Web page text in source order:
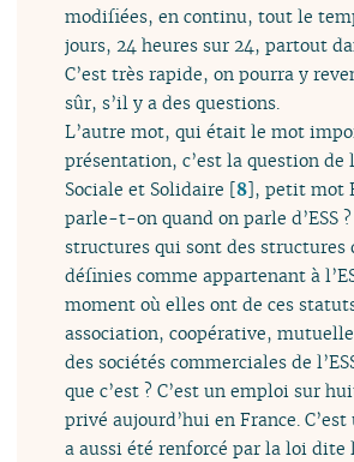
modifiées, en continu, tout le
jours, 24 heures sur 24, partout
C’est très rapide, on pourra y
sûr, s’il y a des questions.
L’autre mot, qui était le mot
présentation, c’est la question de
Sociale et Solidaire [8], petit mot
parle-t-on quand on parle d’ESS
structures qui sont des structures
définies comme appartenant à
moment où elles ont de ces
association, coopérative,
des sociétés commerciales de
que c’est ? C’est un emploi sur
privé aujourd’hui en France.
a aussi été renforcé par la loi dite